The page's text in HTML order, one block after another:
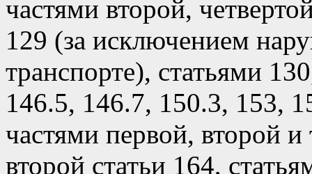
частями второй,
129 (за исключением
транспорте), статьями
146.5, 146.7, 150.3, 153,
частями первой, второй и
второй статьи 164,